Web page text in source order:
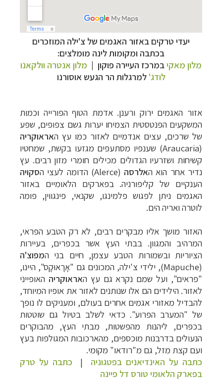
יעדי טרקים באזור האגמים של צ'ילה המוזכרים
בכתבה ומקומות לינה מומלצים:
מלון מאקיבמרכז העיירה פוקון | מלון אנטרה וולקאנו
לודג' למרגלות הר הגעש אוסורנו
אזור האגמים ירוק ורענן. אדמת הטוף הפורייה וכמות
המשקעים הפנטסטית הצמיחו יערות גשם צפופים, שפע
של שרכים, עצים אנדמיים לאזור כמו עץ האראוקריה
(
Araucaria) שענפיו מסתעפים מגזעו בקשת, שמחטיו
קשיחות ושזרעיו הגדולים מכילים חומרי מזון רבים. עץ
נדיר אחר הוא האלרסה (
Alerce) הדומה לעצי הסקויה
הענקיים של קליפורניה. בפארקים הלאומיים באזור
האגמים ניתן לפגוש פלמינגו, שקנאי, פינגווין, פומה
לוטרה ואריה הים.
האזור מושך אליו מבקרים רבים, לא רק הטבע הפראי,
המרהיב והמגוון. בבתי העץ אשר בכפרים, בעיירות
הציוריות ובשמורות הטבע עצמן, חיים בני המפוצ'ה
(
Mapuche), ילידי צ'ילה, המכונים גם "אָרָאוּקָס", היינו,
"פראים", ועל שמם נקרא גם עץ האראוקריה האופייני
לאזור. הילידים הם אלו שנותנים לאזור את אופיו המיוחד,
להבדיל מאזורי אגמים אחרים בעולם, ומעניקים לו נופך
של "המערב הפרוע". כדאי לשלב בטיול גם שוטטות
בכפרים, ליהנות מהפשטות, מבתי העץ, מהבוקרים
הנעולים בדרבנות מוכספים, מהארכובותהמגולפות בעץ
ועם קצת מזל, גם מ"רודאו" מקומי.
כתבה על האינדיאנים בפטגוניה | כתבה על טרק
בפארק הלאומי טורס דל פיינה